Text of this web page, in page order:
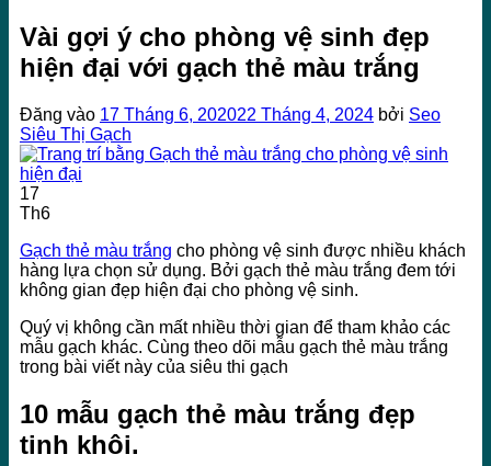
Vài gợi ý cho phòng vệ sinh đẹp
hiện đại với gạch thẻ màu trắng
Đăng vào 17 Tháng 6, 202022 Tháng 4, 2024 bởi Seo
Siêu Thị Gạch
17
Th6
Gạch thẻ màu trắng cho phòng vệ sinh được nhiều khách
hàng lựa chọn sử dụng. Bởi gạch thẻ màu trắng đem tới
không gian đẹp hiện đại cho phòng vệ sinh.
Quý vị không cần mất nhiều thời gian để tham khảo các
mẫu gạch khác. Cùng theo dõi mẫu gạch thẻ màu trắng
trong bài viết này của siêu thi gạch
10 mẫu gạch thẻ màu trắng đẹp
tinh khôi.